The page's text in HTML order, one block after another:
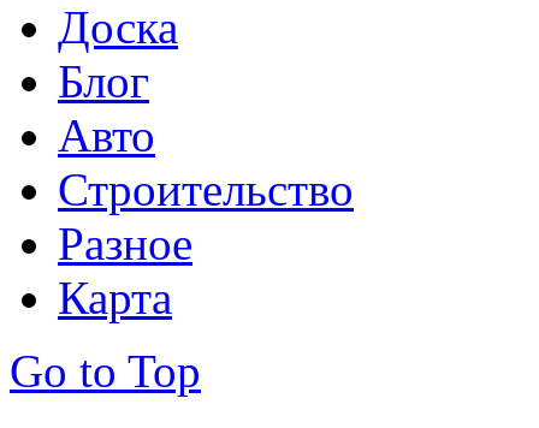
Доска
Блог
Авто
Строительство
Разное
Карта
Go to Top